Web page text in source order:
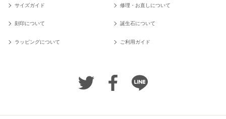
サイズガイド 修理・お直しについて
刻印について 誕生石について
ラッピングについて ご利用ガイド